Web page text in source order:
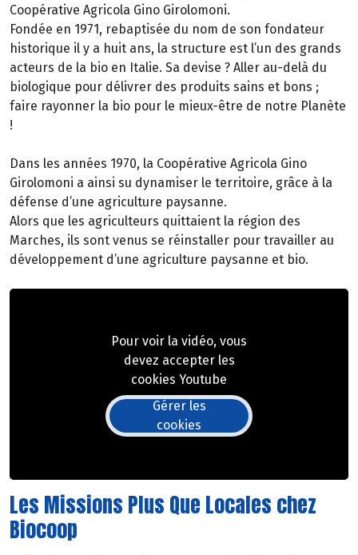
Coopérative Agricola Gino Girolomoni.
Fondée en 1971, rebaptisée du nom de son fondateur
historique il y a huit ans, la structure est l’un des grands
acteurs de la bio en Italie. Sa devise ? Aller au-delà du
biologique pour délivrer des produits sains et bons ;
faire rayonner la bio pour le mieux-être de notre Planète
!
Dans les années 1970, la Coopérative Agricola Gino
Girolomoni a ainsi su dynamiser le territoire, grâce à la
défense d’une agriculture paysanne.
Alors que les agriculteurs quittaient la région des
Marches, ils sont venus se réinstaller pour travailler au
développement d’une agriculture paysanne et bio.
Pour voir la vidéo, vous
devez accepter les
cookies Youtube
Gérer les
cookies
Les Missions Plus Que Locales chez
Biocoop